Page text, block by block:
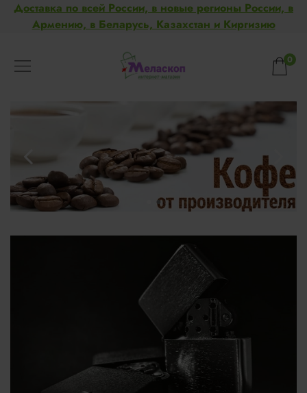
Доставка по всей России, в новые регионы России, в
Армению, в Беларусь, Казахстан и Киргизию
0